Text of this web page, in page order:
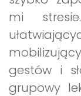
mi
gestów i
grupowy